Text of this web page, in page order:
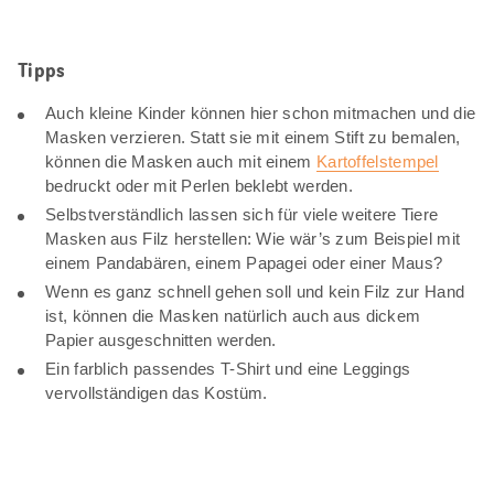
Tipps
Auch kleine Kinder können hier schon mitmachen und die
Masken verzieren. Statt sie mit einem Stift zu bemalen,
können die Masken auch mit einem Kartoffelstempel
bedruckt oder mit Perlen beklebt werden.
Selbstverständlich lassen sich für viele weitere Tiere
Masken aus Filz herstellen: Wie wär’s zum Beispiel mit
einem Pandabären, einem Papagei oder einer Maus?
Wenn es ganz schnell gehen soll und kein Filz zur Hand
ist, können die Masken natürlich auch aus dickem
Papier ausgeschnitten werden.
Ein farblich passendes T-Shirt und eine Leggings
vervollständigen das Kostüm.